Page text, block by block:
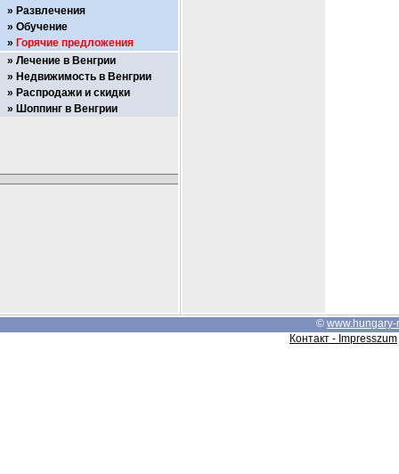
Развлечения
Обучение
Горячие предложения
Лечение в Венгрии
Недвижимость в Венгрии
Распродажи и скидки
Шоппинг в Венгрии
© www.hungary-
Контакт - Impresszum